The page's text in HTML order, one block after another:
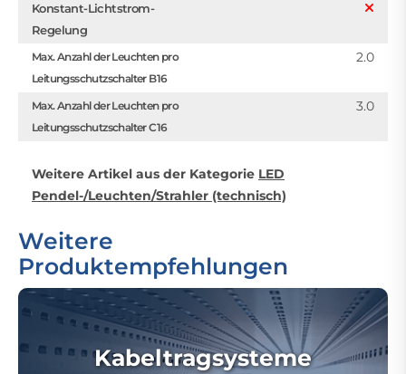
Konstant-Lichtstrom-
Regelung
Max. Anzahl der Leuchten pro
Leitungsschutzschalter B16
2.0
Max. Anzahl der Leuchten pro
Leitungsschutzschalter C16
3.0
Weitere Artikel aus der Kategorie LED
Pendel-/Leuchten/Strahler (technisch)
Weitere
Produktempfehlungen
Kabeltragsysteme